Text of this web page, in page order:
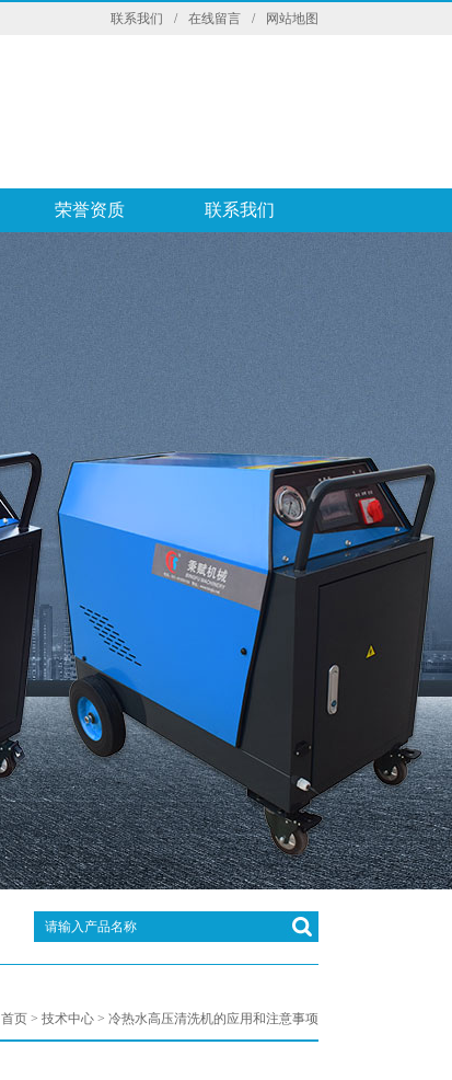
联系我们 / 在线留言 / 网站地图
荣誉资质 联系我们
首页 > 技术中心 > 冷热水高压清洗机的应用和注意事项